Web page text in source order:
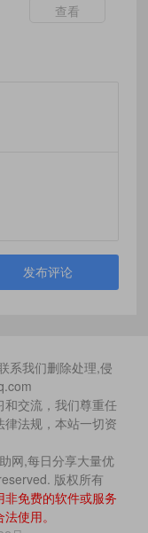
查看
发布评论
系我们删除处理,侵
交流，我们尊重任
法规，本站一切资
网,每日分享大量优
版权所有
免费的软件或服务
使用。